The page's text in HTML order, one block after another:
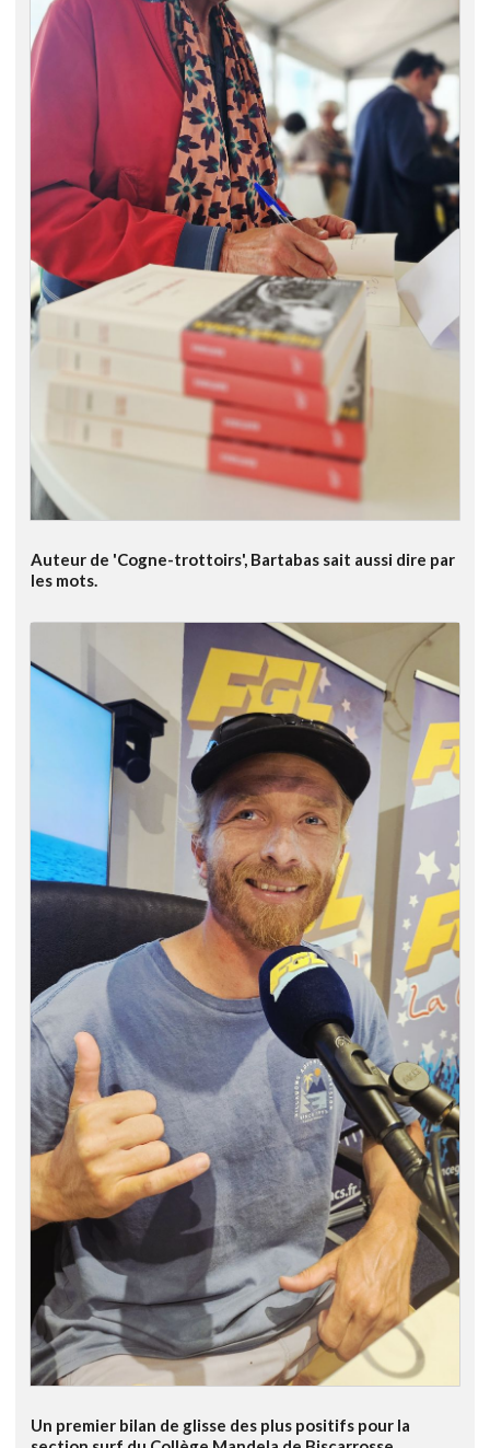
Auteur de 'Cogne-trottoirs', Bartabas sait aussi dire par
les mots.
Un premier bilan de glisse des plus positifs pour la